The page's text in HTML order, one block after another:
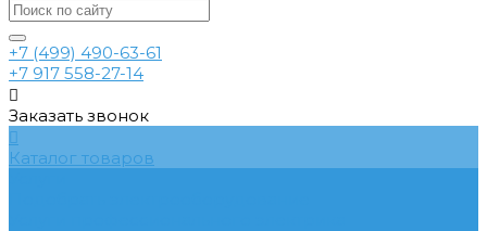
+7 (499) 490-63-61
+7 917 558-27-14
Заказать звонок
Каталог товаров